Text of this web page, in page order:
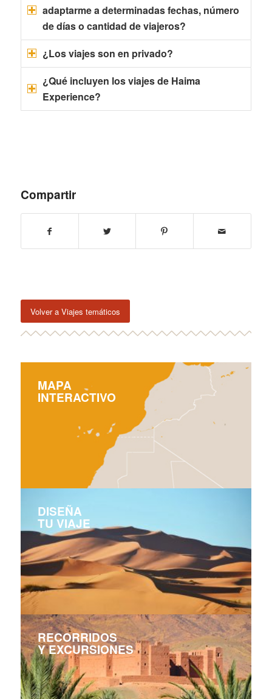
adaptarme a determinadas fechas, número
de días o cantidad de viajeros?
¿Los viajes son en privado?
¿Qué incluyen los viajes de Haima
Experience?
Compartir
Volver a Viajes temáticos
MAPA
INTERACTIVO
DISEÑA
TU VIAJE
RECORRIDOS
Y EXCURSIONES